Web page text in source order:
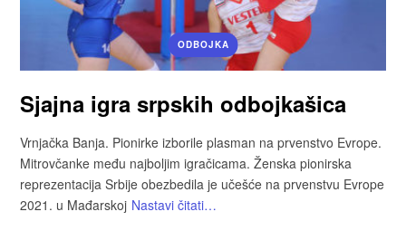
ODBOJKA
Sjajna igra srpskih odbojkašica
Vrnjačka Banja. Pionirke izborile plasman na prvenstvo Evrope.
Mitrovčanke među najboljim igračicama. Ženska pionirska
reprezentacija Srbije obezbedila je učešće na prvenstvu Evrope
2021. u Mađarskoj Nastavi čitati…